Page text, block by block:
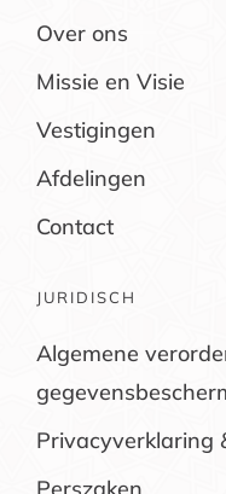
Over ons
Missie en Visie
Vestigingen
Afdelingen
Contact
JURIDISCH
Algemene
Privacyverklaring
Perszaken